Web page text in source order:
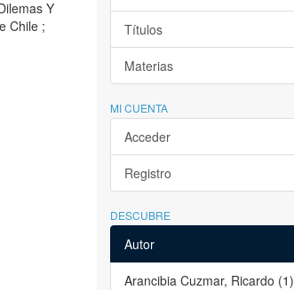
Y
Chile ;
Títulos
Materias
MI CUENTA
Acceder
Registro
DESCUBRE
Autor
Arancibia Cuzmar, Ricardo (1)